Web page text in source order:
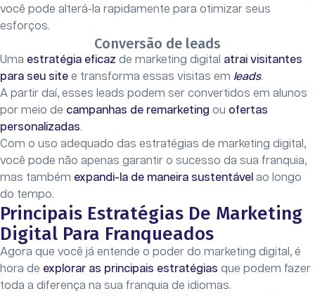
você pode alterá-la rapidamente para otimizar seus
esforços.
Conversão de leads
Uma estratégia eficaz de marketing digital atrai visitantes
para seu site e transforma essas visitas em leads.
A partir daí, esses leads podem ser convertidos em alunos
por meio de campanhas de remarketing ou ofertas
personalizadas.
Com o uso adequado das estratégias de marketing digital,
você pode não apenas garantir o sucesso da sua franquia,
mas também expandi-la de maneira sustentável ao longo
do tempo.
Principais Estratégias De Marketing
Digital Para Franqueados
Agora que você já entende o poder do marketing digital, é
hora de explorar as principais estratégias que podem fazer
toda a diferença na sua franquia de idiomas.